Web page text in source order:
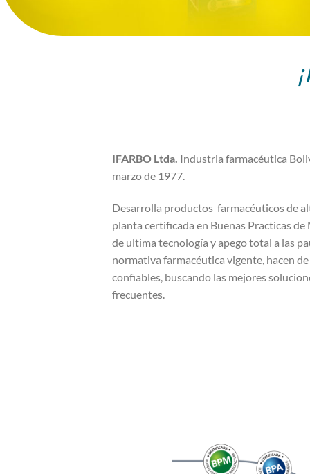
IFARBO Ltda. Industria farmacéutica
marzo de 1977.
Desarrolla productos farmacéuticos de
planta certificada en Buenas Practicas
de ultima tecnología y apego total a las
normativa farmacéutica vigente, hacen
confiables, buscando las mejores
frecuentes.